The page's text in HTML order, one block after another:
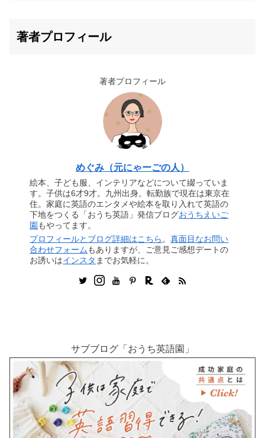
著者プロフィール
著者プロフィール
めぐみ（元にゃーごの人）
絵本、子ども服、インテリアなどについて綴っていま
す。子供は6才9才。九州出身。転勤族で現在は東京在
住。家庭に英語のエンタメや絵本を取り入れて英語の
下地をつくる「おうち英語」発信ブログおうちえいご
園 もやってます。
プロフィールとブログ詳細はこちら 。真面目なお問い
合わせフォームもありますが、ご意見ご感想デートの
お誘いはインスタ までお気軽に。
サブブログ「おうち英語園」